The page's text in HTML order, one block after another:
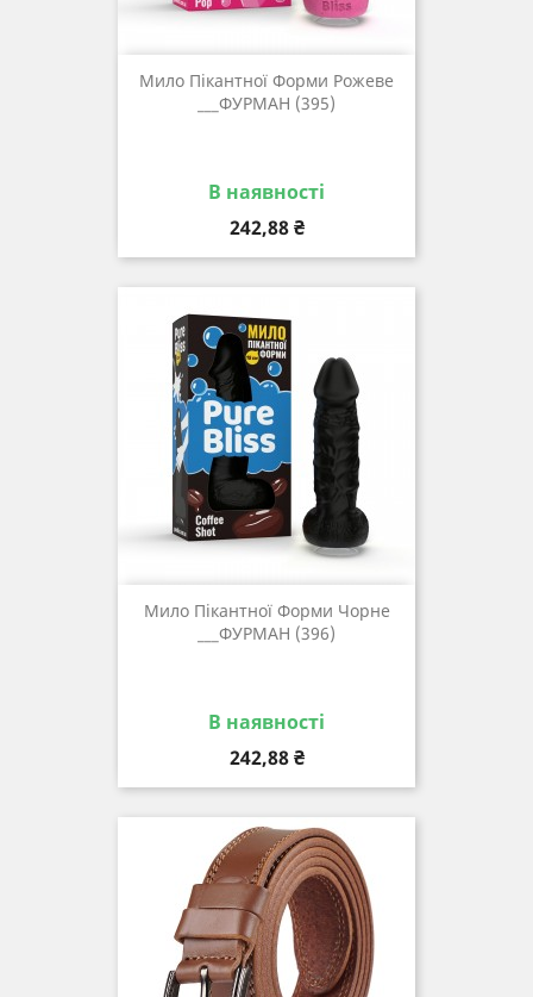
Мило Пікантної Форми Рожеве
___ФУРМАН (395)
В наявності
Ціна
242,88 ₴
Мило Пікантної Форми Чорне
___ФУРМАН (396)
В наявності
Ціна
242,88 ₴